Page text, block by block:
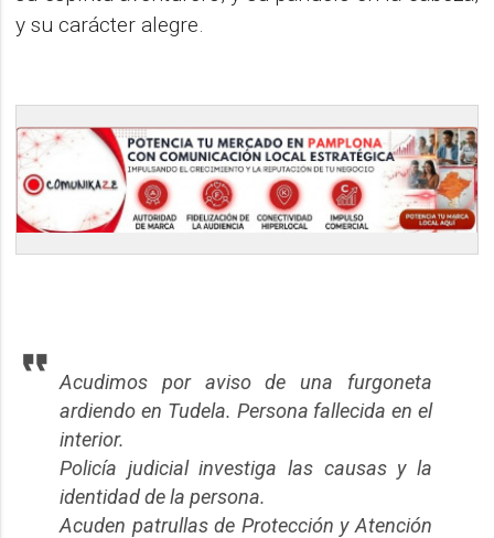
y su carácter alegre.
Acudimos por aviso de una furgoneta
ardiendo en Tudela. Persona fallecida en el
interior.
Policía judicial investiga las causas y la
identidad de la persona.
Acuden patrullas de Protección y Atención